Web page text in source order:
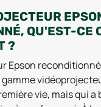
QU'EST-CE
?
Epson
vie, mais qui a